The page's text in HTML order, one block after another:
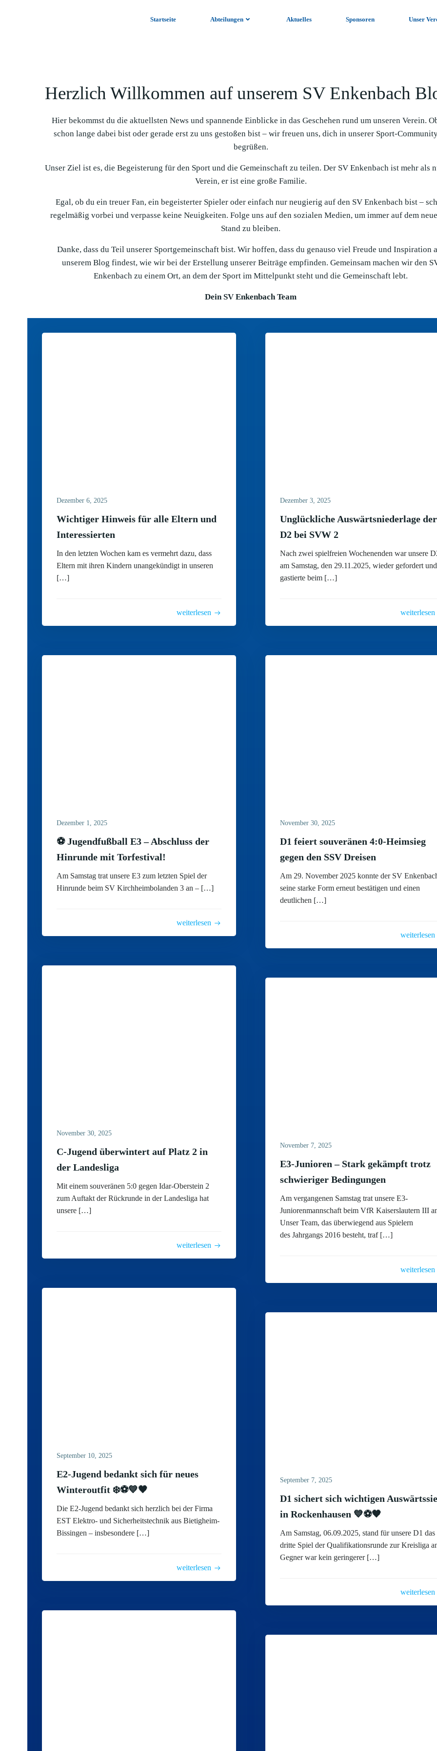
Startseite Abteilungen Aktuelles Sponsoren Unser
Herzlich Willkommen auf unserem SV Enkenbach
Hier bekommst du die aktuellsten News und spannende Einblicke in das Geschehen rund um unseren Verein.
schon lange dabei bist oder gerade erst zu uns gestoßen bist – wir freuen uns, dich in unserer Sport-
begrüßen.
Unser Ziel ist es, die Begeisterung für den Sport und die Gemeinschaft zu teilen. Der SV Enkenbach ist mehr als
Verein, er ist eine große Familie.
Egal, ob du ein treuer Fan, ein begeisterter Spieler oder einfach nur neugierig auf den SV Enkenbach bist –
regelmäßig vorbei und verpasse keine Neuigkeiten. Folge uns auf den sozialen Medien, um immer auf dem
Stand zu bleiben.
Danke, dass du Teil unserer Sportgemeinschaft bist. Wir hoffen, dass du genauso viel Freude und Inspiration
unserem Blog findest, wie wir bei der Erstellung unserer Beiträge empfinden. Gemeinsam machen wir den
Enkenbach zu einem Ort, an dem der Sport im Mittelpunkt steht und die Gemeinschaft lebt.
Dein SV Enkenbach Team
Dezember 6, 2025
Wichtiger Hinweis für alle Eltern und
Interessierten
In den letzten Wochen kam es vermehrt dazu, dass
Eltern mit ihren Kindern unangekündigt in unseren
[…]
weiterlesen
Dezember 3, 2025
Unglückliche Auswärtsniederlage der
D2 bei SVW 2
Nach zwei spielfreien Wochenenden war unsere
am Samstag, den 29.11.2025, wieder gefordert und
gastierte beim […]
weiterlesen
Dezember 1, 2025
⚽ Jugendfußball E3 – Abschluss der
Hinrunde mit Torfestival!
Am Samstag trat unsere E3 zum letzten Spiel der
Hinrunde beim SV Kirchheimbolanden 3 an – […]
weiterlesen
November 30, 2025
D1 feiert souveränen 4:0-Heimsieg
gegen den SSV Dreisen
Am 29. November 2025 konnte der SV
seine starke Form erneut bestätigen und einen
deutlichen […]
weiterlesen
November 30, 2025
C-Jugend überwintert auf Platz 2 in
der Landesliga
Mit einem souveränen 5:0 gegen Idar-Oberstein 2
zum Auftakt der Rückrunde in der Landesliga hat
unsere […]
weiterlesen
November 7, 2025
E3-Junioren – Stark gekämpft trotz
schwieriger Bedingungen
Am vergangenen Samstag trat unsere E3-
Juniorenmannschaft beim VfR Kaiserslautern III
Unser Team, das überwiegend aus Spielern
des Jahrgangs 2016 besteht, traf […]
weiterlesen
September 10, 2025
E2-Jugend bedankt sich für neues
Winteroutfit ❄️⚽💙🖤
Die E2-Jugend bedankt sich herzlich bei der Firma
EST Elektro- und Sicherheitstechnik aus Bietigheim-
Bissingen – insbesondere […]
weiterlesen
September 7, 2025
D1 sichert sich wichtigen
in Rockenhausen 💙⚽️🖤
Am Samstag, 06.09.2025, stand für unsere D1 das
dritte Spiel der Qualifikationsrunde zur Kreisliga
Gegner war kein geringerer […]
weiterlesen